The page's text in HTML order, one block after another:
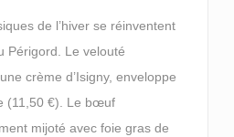
de l’hiver se réinventent
Périgord. Le velouté
crème d’Isigny, enveloppe
(11,50 €). Le bœuf
mijoté avec foie gras de